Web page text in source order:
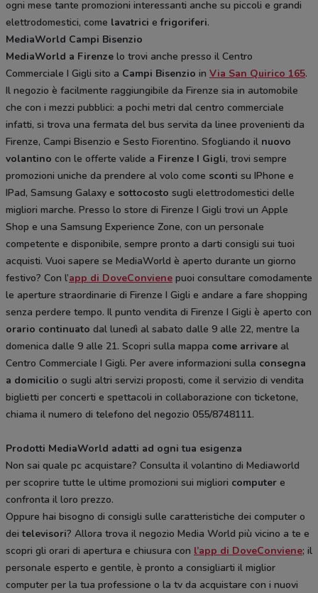
ogni mese tante promozioni interessanti anche su piccoli e grandi
elettrodomestici, come lavatrici efrigoriferi.
MediaWorld Campi Bisenzio
MediaWorld a Firenze lo trovi anche presso il Centro
Commerciale I Gigli sito a Campi Bisenzio in Via San Quirico 165.
Il negozio è facilmente raggiungibile da Firenze sia in automobile
che con i mezzi pubblici: a pochi metri dal centro commerciale
infatti, si trova una fermata del bus servita da linee provenienti da
Firenze, Campi Bisenzio e Sesto Fiorentino. Sfogliando il nuovo
volantino con le offerte valide a Firenze I Gigli, trovi sempre
promozioni uniche da prendere al volo come sconti su IPhone e
IPad, Samsung Galaxy e sottocosto sugli elettrodomestici delle
migliori marche. Presso lo store di Firenze I Gigli trovi un Apple
Shop e una Samsung Experience Zone, con un personale
competente e disponibile, sempre pronto a darti consigli sui tuoi
acquisti. Vuoi sapere se MediaWorld è aperto durante un giorno
festivo? Con l’app di DoveConviene puoi consultare comodamente
le aperture straordinarie di Firenze I Gigli e andare a fare shopping
senza perdere tempo. Il punto vendita di Firenze I Gigli è aperto con
orario continuato dal lunedì al sabato dalle 9 alle 22, mentre la
domenica dalle 9 alle 21. Scopri sulla mappa come arrivare al
Centro Commerciale I Gigli. Per avere informazioni sulla consegna
a domicilio o sugli altri servizi proposti, come il servizio di vendita
biglietti per concerti e spettacoli in collaborazione con ticketone,
chiama il numero di telefono del negozio 055/8748111.
Prodotti MediaWorld adatti ad ogni tua esigenza
Non sai quale pc acquistare? Consulta il volantino di Mediaworld
per scoprire tutte le ultime promozioni sui migliori computer e
confronta il loro prezzo.
Oppure hai bisogno di consigli sulle caratteristiche dei computer o
deitelevisori? Allora trova il negozio Media World più vicino a te e
scopri gli orari di apertura e chiusura con l’app di DoveConviene; il
personale esperto e gentile, è pronto a consigliarti il miglior
computer per la tua professione o la tv da acquistare con i nuovi